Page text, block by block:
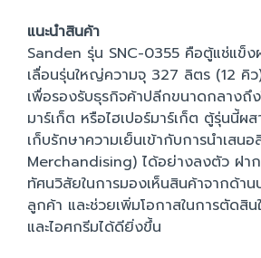
แนะนำสินค้า
Sanden รุ่น SNC-0355 คือตู้แช่แข็ง
เลื่อนรุ่นใหญ่ความจุ 327 ลิตร (12 คิ
เพื่อรองรับธุรกิจค้าปลีกขนาดกลางถึ
มาร์เก็ต หรือไฮเปอร์มาร์เก็ต ตู้รุ่นนี้ผ
เก็บรักษาความเย็นเข้ากับการนำเสน
Merchandising) ได้อย่างลงตัว ฝาก
ทัศนวิสัยในการมองเห็นสินค้าจากด้า
ลูกค้า และช่วยเพิ่มโอกาสในการตัดสิ
และไอศกรีมได้ดียิ่งขึ้น